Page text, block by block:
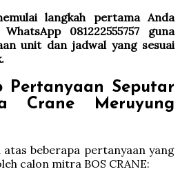
langkah pertama Anda
081222555757 guna
unit dan jadwal yang sesuai
Pertanyaan Seputar
Crane Meruyung
beberapa pertanyaan yang
calon mitra BOS CRANE: